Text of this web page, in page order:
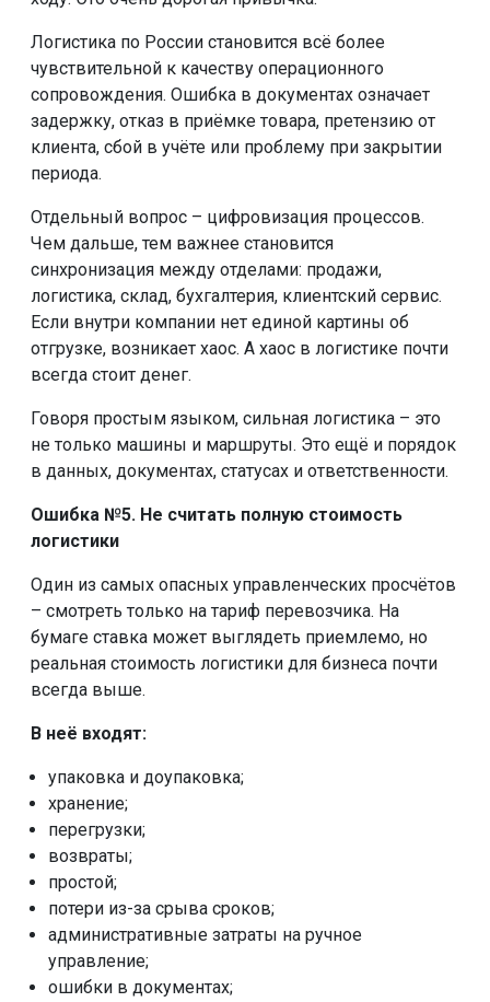
Логистика по России становится всё более
чувствительной к качеству операционного
сопровождения. Ошибка в документах означает
задержку, отказ в приёмке товара, претензию от
клиента, сбой в учёте или проблему при закрытии
периода.
Отдельный вопрос – цифровизация процессов.
Чем дальше, тем важнее становится
синхронизация между отделами: продажи,
логистика, склад, бухгалтерия, клиентский сервис.
Если внутри компании нет единой картины об
отгрузке, возникает хаос. А хаос в логистике почти
всегда стоит денег.
Говоря простым языком, сильная логистика – это
не только машины и маршруты. Это ещё и порядок
в данных, документах, статусах и ответственности.
Ошибка №5. Не считать полную стоимость
логистики
Один из самых опасных управленческих просчётов
– смотреть только на тариф перевозчика. На
бумаге ставка может выглядеть приемлемо, но
реальная стоимость логистики для бизнеса почти
всегда выше.
В неё входят:
упаковка и доупаковка;
хранение;
перегрузки;
возвраты;
простой;
потери из-за срыва сроков;
административные затраты на ручное
управление;
ошибки в документах;